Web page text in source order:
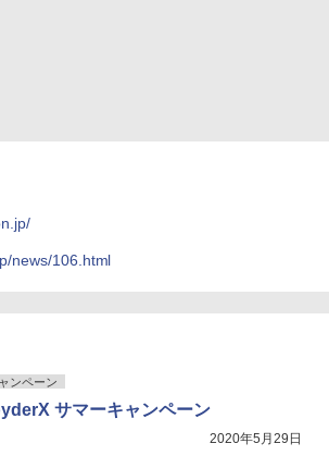
news/106.html
ンペーン
サマーキャンペーン
2020年5月29日